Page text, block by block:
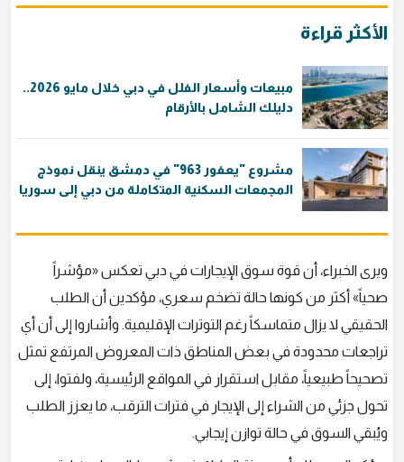
الأكثر قراءة
مبيعات وأسعار الفلل في دبي خلال مايو 2026..
دليلك الشامل بالأرقام
مشروع "يعفور 963" في دمشق ينقل نموذج
المجمعات السكنية المتكاملة من دبي إلى سوريا
ويرى الخبراء، أن قوة سوق الإيجارات في دبي تعكس «مؤشراً
صحياً» أكثر من كونها حالة تضخم سعري، مؤكدين أن الطلب
الحقيقي لا يزال متماسكاً رغم التوترات الإقليمية. وأشاروا إلى أن أي
تراجعات محدودة في بعض المناطق ذات المعروض المرتفع تمثل
تصحيحاً طبيعياً، مقابل استقرار في المواقع الرئيسية، ولفتوا، إلى
تحول جزئي من الشراء إلى الإيجار في فترات الترقب، ما يعزز الطلب
ويُبقي السوق في حالة توازن إيجابي.